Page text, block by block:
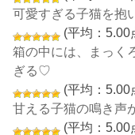
可愛すぎる子猫を抱
(平均：5.00
箱の中には、まっく
ぎる♡
(平均：5.00
甘える子猫の鳴き声
(平均：5.00